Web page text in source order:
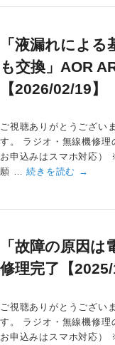
「液漏れによ
も交換」AOR
【2026/02/19】
ご視聴ありがとうござい
す。 ラジオ・無線機修
お申込みはスマホ対応
願 …続きを読む →
「故障の原因
修理完了【2025/
ご視聴ありがとうござい
す。 ラジオ・無線機修
お申込みはスマホ対応